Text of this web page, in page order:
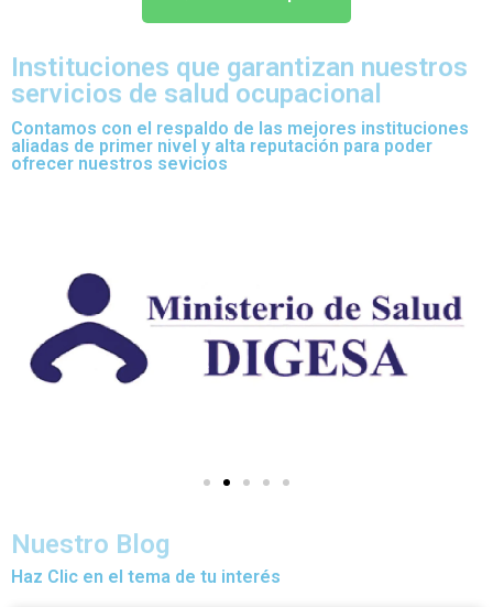
Instituciones que garantizan nuestros
servicios de salud ocupacional
Contamos con el respaldo de las mejores instituciones
aliadas de primer nivel y alta reputación para poder
ofrecer nuestros sevicios
Nuestro Blog
Haz Clic en el tema de tu interés